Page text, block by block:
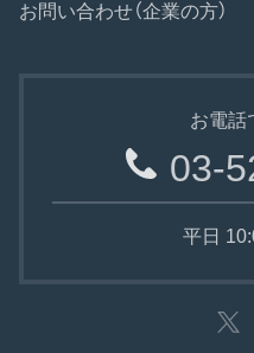
お問い合わせ（企業の方）
お電話
03-
平日